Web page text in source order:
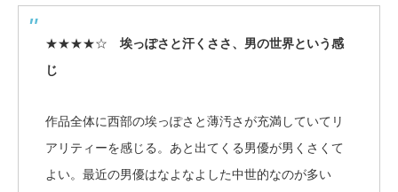
★★★★☆ 埃っぽさと汗くささ、男の世界という感
じ
作品全体に西部の埃っぽさと薄汚さが充満していてリ
アリティーを感じる。あと出てくる男優が男くさくて
よい。最近の男優はなよなよした中世的なのが多い